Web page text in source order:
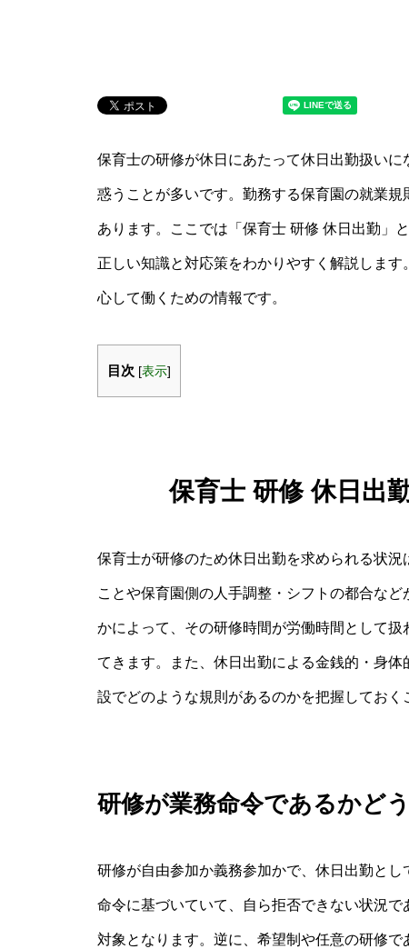
保育士の研修が休日にあたって休日出勤扱い
惑うことが多いです。勤務する保育園の就業
あります。ここでは「保育士 研修 休日出勤」
正しい知識と対応策をわかりやすく解説しま
心して働くための情報です。
目次 [表示]
保育士 研修 休日出
保育士が研修のため休日出勤を求められる状
ことや保育園側の人手調整・シフトの都合など
かによって、その研修時間が労働時間として
てきます。また、休日出勤による金銭的・身
設でどのような規則があるのかを把握しておく
研修が業務命令であるかど
研修が自由参加か義務参加かで、休日出勤と
命令に基づいていて、自ら拒否できない状況
対象となります。逆に、希望制や任意の研修で